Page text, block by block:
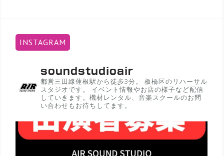
INSTAGRAM
soundstudioair
都営三田線蓮根駅から徒歩3分。
板橋区のリハーサル
スタジオです。
イベント情報やお店の様子など配信
していきます。機材レンタル、音楽スクールのお問
い合わせもお待ちしてます。